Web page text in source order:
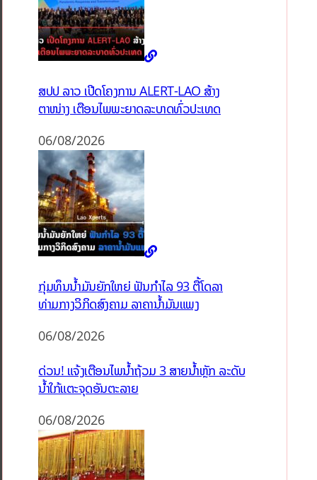
ສປປ ລາວ ເປີດໂຄງການ ALERT-LAO ສ້າງ
ຕາໜ່າງ ເຕືອນໄພພະຍາດລະບາດທົ່ວປະເທດ
06/08/2026
ກຸ່ມທຶນນ້ຳມັນຍັກໃຫຍ່ ຟັນກຳໄລ 93 ຕື້ໂດລາ
ທ່າມກາງວິກິດສົງຄາມ ລາຄານໍ້າມັນແພງ
06/08/2026
ດ່ວນ! ແຈ້ງເຕືອນໄພນໍ້າຖ້ວມ 3 ສາຍນໍ້າຫຼັກ ລະດັບ
ນໍ້າໃກ້ແຕະຈຸດອັນຕະລາຍ
06/08/2026